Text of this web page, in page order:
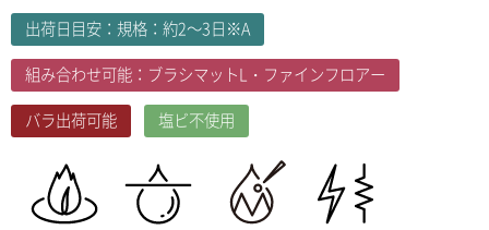
出荷日目安：規格：約2～3日※A
組み合わせ可能：ブラシマットL・ファインフロアー
バラ出荷可能
塩ビ不使用